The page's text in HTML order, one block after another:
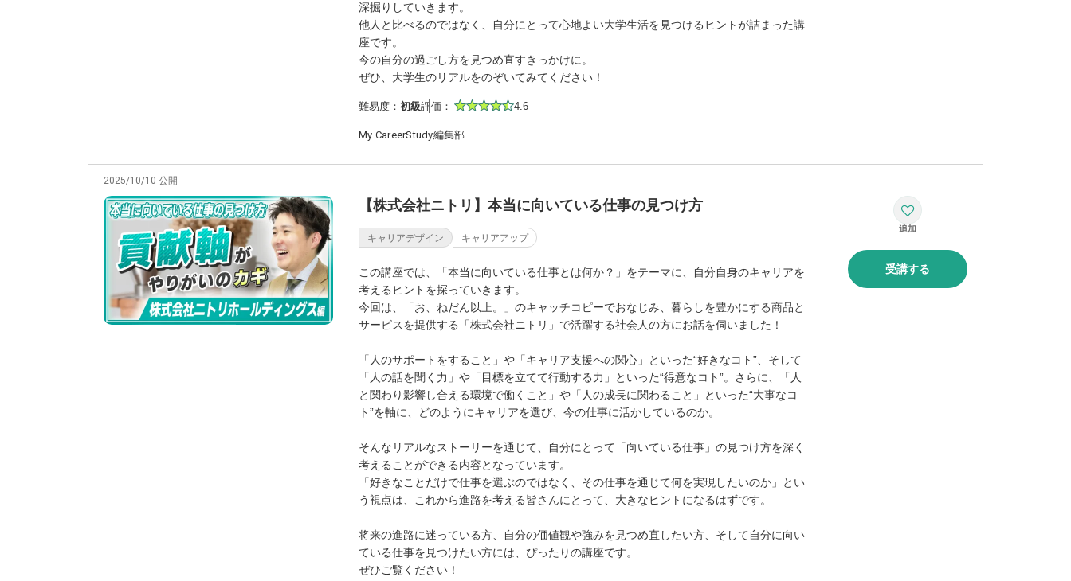
深掘りしていきます。
他人と比べるのではなく、自分にとって心地よい大学生活を見つけるヒントが詰まった講
座です。
今の自分の過ごし方を見つめ直すきっかけに。
ぜひ、大学生のリアルをのぞいてみてください！
難易度： 初級評価： 4.6
My CareerStudy編集部
2025/10/10 公開
【株式会社ニトリ】本当に向いている仕事の見つけ方
キャリアデザイン キャリアアップ
この講座では、「本当に向いている仕事とは何か？」をテーマに、自分自身のキャリアを
考えるヒントを探っていきます。
今回は、「お、ねだん以上。」のキャッチコピーでおなじみ、暮らしを豊かにする商品と
サービスを提供する「株式会社ニトリ」で活躍する社会人の方にお話を伺いました！
「人のサポートをすること」や「キャリア支援への関心」といった“好きなコト”、そして
「人の話を聞く力」や「目標を立てて行動する力」といった“得意なコト”。さらに、「人
と関わり影響し合える環境で働くこと」や「人の成長に関わること」といった“大事なコ
ト”を軸に、どのようにキャリアを選び、今の仕事に活かしているのか。
そんなリアルなストーリーを通じて、自分にとって「向いている仕事」の見つけ方を深く
考えることができる内容となっています。
「好きなことだけで仕事を選ぶのではなく、その仕事を通じて何を実現したいのか」とい
う視点は、これから進路を考える皆さんにとって、大きなヒントになるはずです。
将来の進路に迷っている方、自分の価値観や強みを見つめ直したい方、そして自分に向い
ている仕事を見つけたい方には、ぴったりの講座です。
ぜひご覧ください！
受講する